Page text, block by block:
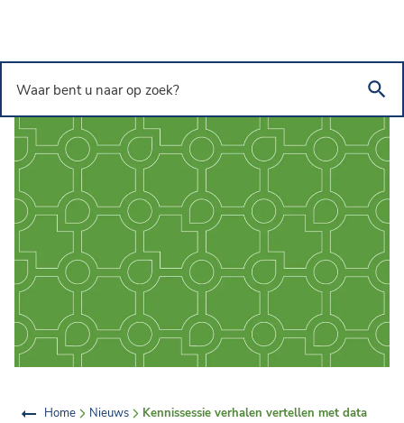
Home Nieuws Kennissessie verhalen vertellen met data